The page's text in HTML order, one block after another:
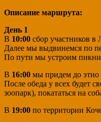
Описание маршрута:
День 1
В 10:00 сбор участников в
Далее мы выдвинемся по
По пути мы устроим
В 16:00 мы придем до этно
После обеда у всех будет
зоопарк), покататься на
В 19:00 по территории